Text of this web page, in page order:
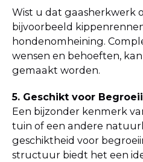
Wist u dat gaasherkwerk
bijvoorbeeld
hondenomheining.
wensen en behoeften,
gemaakt worden.
5. Geschikt voor
Een bijzonder kenmerk
tuin of een andere
geschiktheid voor
structuur biedt het een